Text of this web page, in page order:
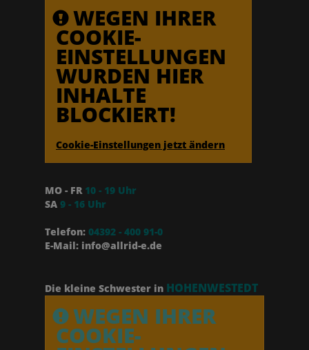
WEGEN IHRER
COOKIE-
EINSTELLUNGEN
WURDEN HIER
INHALTE
BLOCKIERT!
Cookie-Einstellungen jetzt ändern
MO - FR 10 - 19 Uhr
SA 9 - 16 Uhr
Telefon: 04392 - 400 91-0
E-Mail: info@allrid-e.de
Die kleine Schwester in HOHENWESTEDT
WEGEN IHRER
COOKIE-